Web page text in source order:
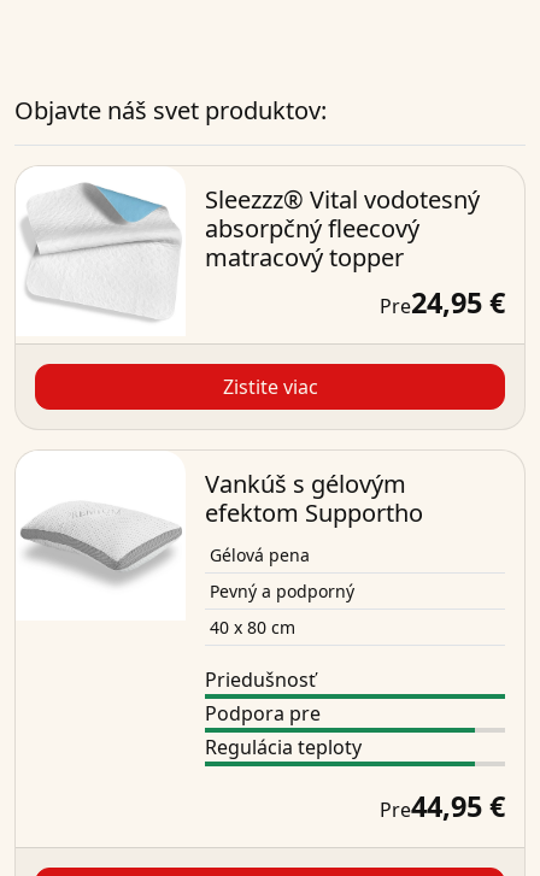
Objavte náš svet produktov:
Sleezzz® Vital vodotesný
absorpčný fleecový
matracový topper
Pre24,95 €
Zistite viac
Vankúš s gélovým
efektom Supportho
Gélová pena
Pevný a podporný
40 x 80 cm
Priedušnosť
Podpora pre
Regulácia teploty
Pre44,95 €